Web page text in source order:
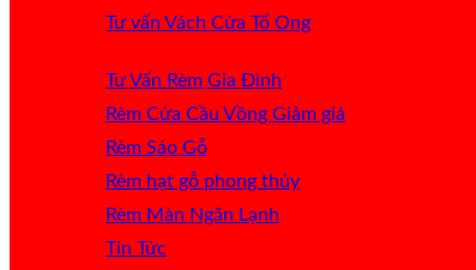
Tư vấn Vách Cửa Tổ Ong
Tư Vấn Rèm Gia Đình
Rèm Cửa Cầu Vồng
Rèm Sáo Gỗ
Rèm hạt gỗ phong thủy
Rèm Màn Ngăn Lạnh
Tin Tức